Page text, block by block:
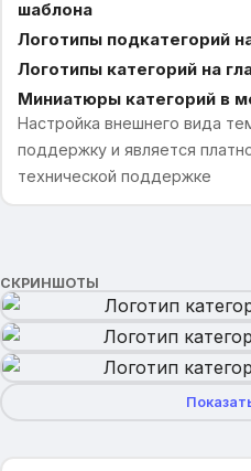
шаблона
Логотипы подкатегорий
Логотипы категорий на
Миниатюры категорий в
Настройка внешнего вида
поддержку и является
технической поддержке
СКРИНШОТЫ